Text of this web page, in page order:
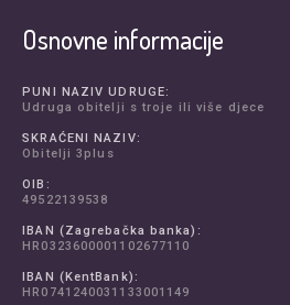
Osnovne informacije
PUNI NAZIV UDRUGE:
Udruga obitelji s troje ili više djece
SKRAĆENI NAZIV:
Obitelji 3plus
OIB:
49522139538
IBAN (Zagrebačka banka):
HR0323600001102677110
IBAN (KentBank):
HR0741240031133001149